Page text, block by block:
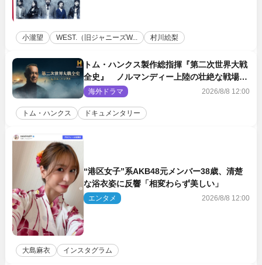
小瀧望 WEST.（旧ジャニーズW... 村川絵梨
トム・ハンクス製作総指揮『第二次世界大戦
全史』 ノルマンディー上陸の壮絶な戦場を
収めた特別映像解禁
海外ドラマ 2026/8/8 12:00
トム・ハンクス ドキュメンタリー
“港区女子”系AKB48元メンバー38歳、清楚
な浴衣姿に反響「相変わらず美しい」
エンタメ 2026/8/8 12:00
大島麻衣 インスタグラム